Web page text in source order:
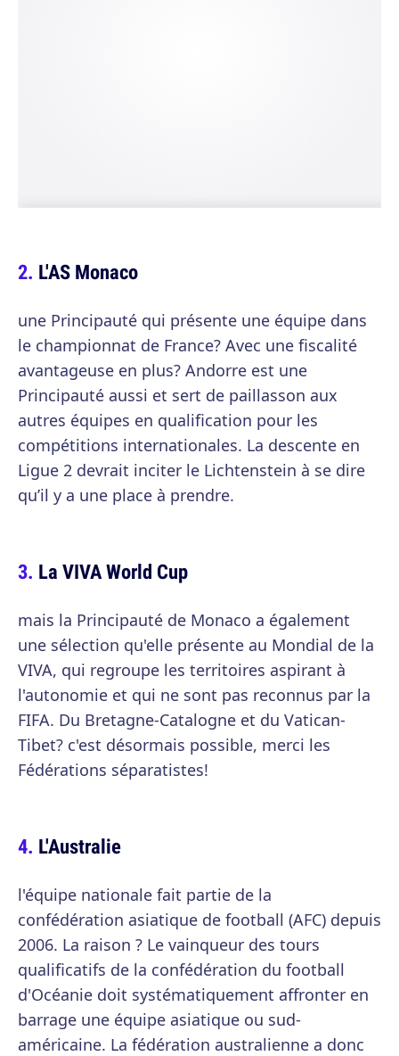
L'AS Monaco
une Principauté qui présente une équipe dans
le championnat de France? Avec une fiscalité
avantageuse en plus? Andorre est une
Principauté aussi et sert de paillasson aux
autres équipes en qualification pour les
compétitions internationales. La descente en
Ligue 2 devrait inciter le Lichtenstein à se dire
qu’il y a une place à prendre.
La VIVA World Cup
mais la Principauté de Monaco a également
une sélection qu'elle présente au Mondial de la
VIVA, qui regroupe les territoires aspirant à
l'autonomie et qui ne sont pas reconnus par la
FIFA. Du Bretagne-Catalogne et du Vatican-
Tibet? c'est désormais possible, merci les
Fédérations séparatistes!
L'Australie
l'équipe nationale fait partie de la
confédération asiatique de football (AFC) depuis
2006. La raison ? Le vainqueur des tours
qualificatifs de la confédération du football
d'Océanie doit systématiquement affronter en
barrage une équipe asiatique ou sud-
américaine. La fédération australienne a donc